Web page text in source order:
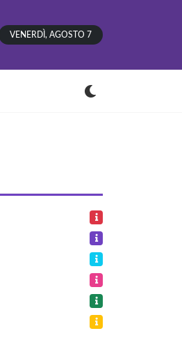
VENERDÌ, AGOSTO 7